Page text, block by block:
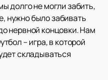
долго не могли забить,
нужно было забивать
нервной концовки. Нам
– игра, в которой
складываться